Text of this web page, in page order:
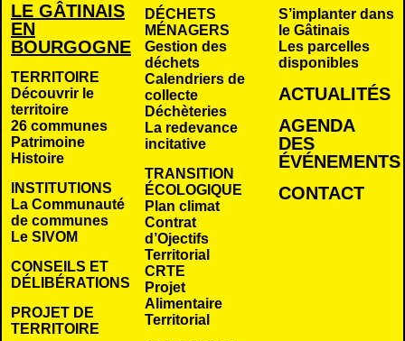
LE GÂTINAIS
EN
BOURGOGNE
TERRITOIRE
Découvrir le
territoire
26 communes
Patrimoine
Histoire
INSTITUTIONS
La Communauté
de communes
Le SIVOM
CONSEILS ET
DÉLIBÉRATIONS
PROJET DE
TERRITOIRE
DÉCHETS
MÉNAGERS
Gestion des
déchets
Calendriers de
collecte
Déchèteries
La redevance
incitative
TRANSITION
ÉCOLOGIQUE
Plan climat
Contrat
d’Ojectifs
Territorial
CRTE
Projet
Alimentaire
Territorial
S’implanter dans
le Gâtinais
Les parcelles
disponibles
ACTUALITÉS
AGENDA
DES
ÉVÉNEMENTS
CONTACT